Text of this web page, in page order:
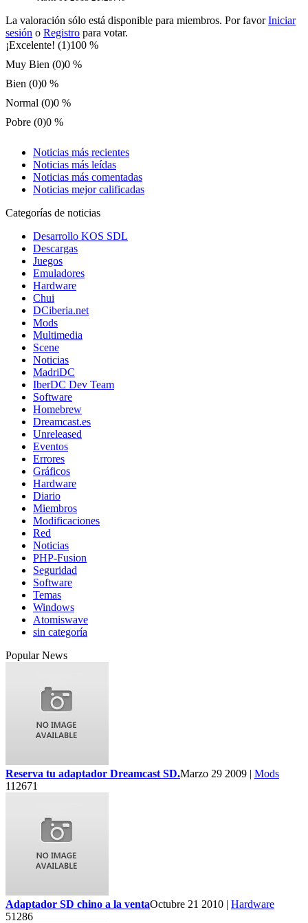
La valoración sólo está disponible para miembros. Por favorIniciar
sesión o Registro para votar.
¡Excelente! (1)100 %
Muy Bien (0)0 %
Bien (0)0 %
Normal (0)0 %
Pobre (0)0 %
Noticias más recientes
Noticias más leídas
Noticias más comentadas
Noticias mejor calificadas
Categorías de noticias
Desarrollo KOS SDL
Descargas
Juegos
Emuladores
Hardware
Chui
DCiberia.net
Mods
Multimedia
Scene
Noticias
MadriDC
IberDC Dev Team
Software
Homebrew
Dreamcast.es
Unreleased
Eventos
Errores
Gráficos
Hardware
Diario
Miembros
Modificaciones
Red
Noticias
PHP-Fusion
Seguridad
Software
Temas
Windows
Atomiswave
sin categoría
Popular News
Reserva tu adaptador Dreamcast SD.Marzo 29 2009 | Mods
112671
Adaptador SD chino a la ventaOctubre 21 2010 | Hardware
51286